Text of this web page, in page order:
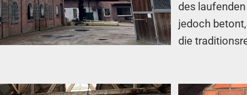
des
jedoch
die